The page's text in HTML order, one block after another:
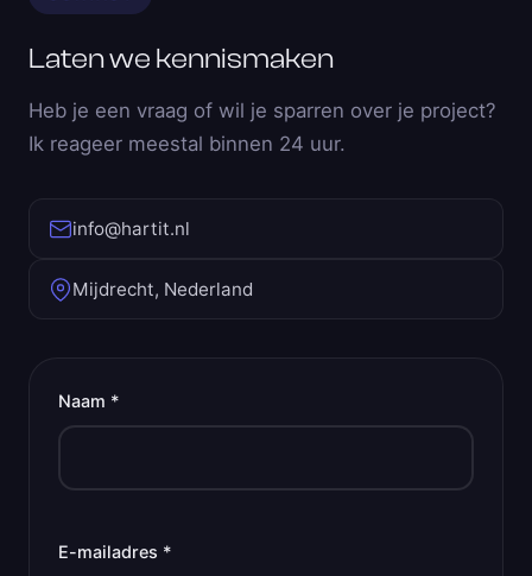
Laten we kennismaken
Heb je een vraag of wil je sparren over je project?
Ik reageer meestal binnen 24 uur.
info@hartit.nl
Mijdrecht, Nederland
Naam *
E-mailadres *